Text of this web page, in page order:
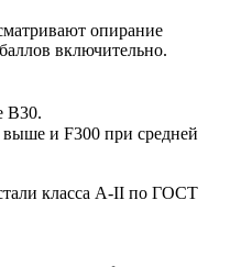
опирание
включительно.
В30.
выше и F300 при средней
класса А-II по ГОСТ